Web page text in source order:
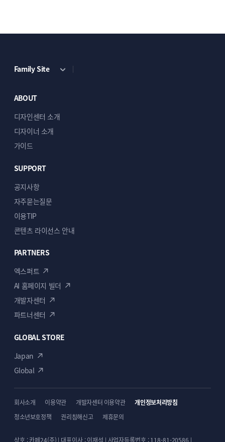
메뉴시스템
관리자 설정의 메뉴를 수정하면 웹사이트
물론, 모바일 내비게이션 메뉴도 모바일에서
강력한 블로그 기능
글을 작성하면 단순히 블로그 글만 나타내는 것이
아니라 블로그 글의 카테고리에 따라서 자동을
또한, 각각의 카테고리 글을 모아서 보여주는
블로그 글내에서는 클릭한번으로 해당 글을
페이스북 등 자신의 SNS에 공유할 수 있는 기능도
Family Site
ABOUT
디자인센터 소개
디자이너 소개
가이드
SUPPORT
공지사항
자주묻는질문
이용TIP
콘텐츠 라이선스 안내
PARTNERS
엑스퍼트
AI 홈페이지 빌더
개발자센터
파트너센터
GLOBAL STORE
Japan
Global
회사소개 이용약관 개발자센터 이용약관
개인정보처리방침
청소년보호정책
권리침해신고 제휴문의
상호 : 카페24(주) | 대표이사 : 이재석 | 사업자등록번호 : 118-81-20586 |